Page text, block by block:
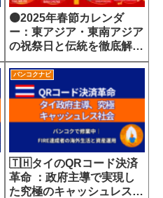
🟠2025年春節カレンダ
ー：東アジア・東南アジア
の祝祭日と伝統を徹底解
説！
バンコクナビ
🇹🇭タイのQRコード決済
革命 ：政府主導で実現し
た究極のキャッシュレス社